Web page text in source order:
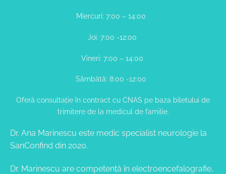
Miercuri: 7:00 – 14:00
Joi: 7:00 -12:00
Vineri: 7:00 – 14:00
Sâmbătă: 8:00 -12:00
Oferă consultație în contract cu CNAS pe baza biletului de
trimitere de la medicul de familie.
Dr. Ana Marinescu este medic specialist neurologie la
SanConfind din 2020.
Dr. Marinescu are competență în electroencefalografie,